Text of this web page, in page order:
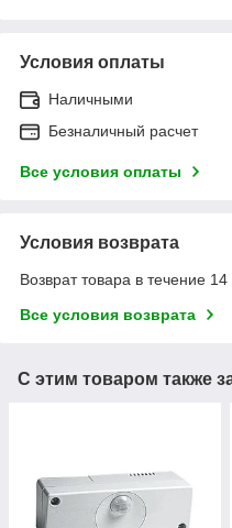
Условия оплаты
Наличными
Безналичный расчет
Все условия оплаты
Условия возврата
Возврат товара в течение
Все условия возврата
С этим товаром также